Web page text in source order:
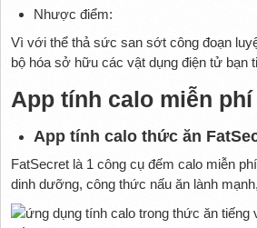
Nhược điểm:
Vì với thể thả sức san sớt công đoạn
bộ hóa sở hữu các vật dụng điện tử bạn
App tính calo miễn
App tính calo thức ăn
FatSecret là 1 công cụ đếm calo miễn
dinh dưỡng, công thức nấu ăn lành